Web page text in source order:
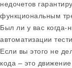
недочетов
функциональным
Был ли у вас когда-
автоматизации
Если вы этого не
кода – это